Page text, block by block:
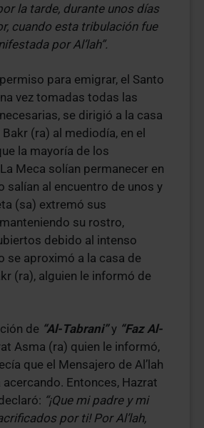
la tarde, durante unos días
cuando esta tribulación fue
por Al’lah”.
para emigrar, el Santo
vez tomadas todas las
se dirigió a la casa
(ra) al mediodía, en el
la mayoría de los
Meca solían permanecer en
salían al encuentro de unos y
(sa) extremó sus
su rostro,
debido al intenso
se aproximó a la casa de
(ra), alguien le informó de
de “Al-Tabrani”y “Faz Al-
Asma (ra) quien le informó,
que el Mensajero de Al’lah
Entonces, Hazrat
“¡Que mi padre y mi
por ti! Por Al’lah,